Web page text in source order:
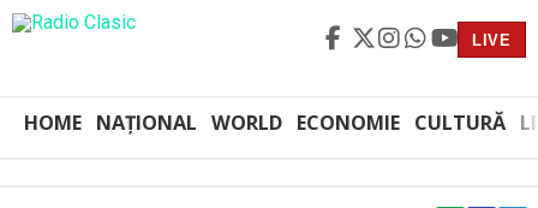
LIVE
HOME NAȚIONAL WORLD ECONOMIE CULTURĂ